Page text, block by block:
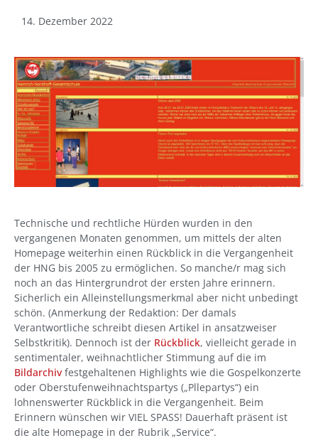
14. Dezember 2022
Technische und rechtliche Hürden wurden in den
vergangenen Monaten genommen, um mittels der alten
Homepage weiterhin einen Rückblick in die Vergangenheit
der HNG bis 2005 zu ermöglichen. So manche/r mag sich
noch an das Hintergrundrot der ersten Jahre erinnern.
Sicherlich ein Alleinstellungsmerkmal aber nicht unbedingt
schön. (Anmerkung der Redaktion: Der damals
Verantwortliche schreibt diesen Artikel in ansatzweiser
Selbstkritik). Dennoch ist der Rückblick, vielleicht gerade in
sentimentaler, weihnachtlicher Stimmung auf die im
Bildarchiv festgehaltenen Highlights wie die Gospelkonzerte
oder Oberstufenweihnachtspartys („Pllepartys“) ein
lohnenswerter Rückblick in die Vergangenheit. Beim
Erinnern wünschen wir VIEL SPASS! Dauerhaft präsent ist
die alte Homepage in der Rubrik „Service“.